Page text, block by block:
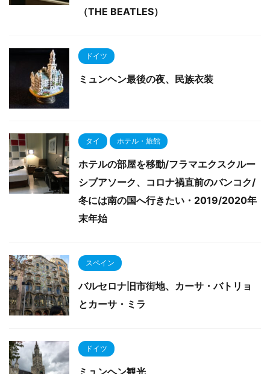
（THE BEATLES）
ドイツ
ミュンヘン最後の夜、民族衣装
タイ ホテル・旅館
ホテルの部屋を移動/フラマエクスクルー
シブアソーク、コロナ禍直前のバンコク/
冬には南の国へ行きたい・2019/2020年
末年始
スペイン
バルセロナ旧市街地、カーサ・バトリョ
とカーサ・ミラ
ドイツ
ミュンヘン観光